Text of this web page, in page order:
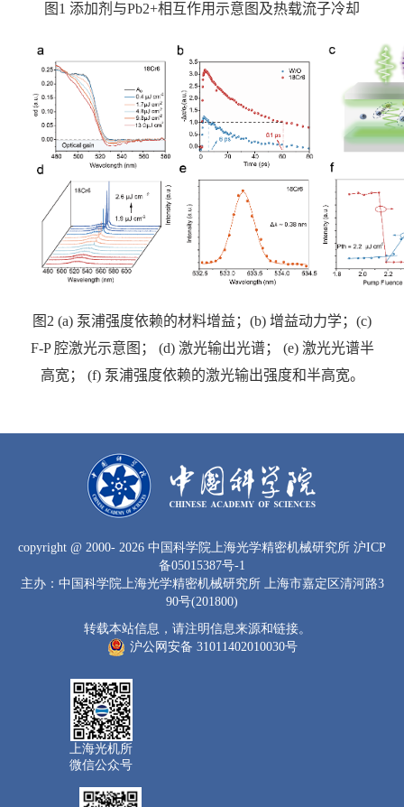
图 1 添加剂与Pb2+相互作用示意图及热载流子冷却
图 2 (a) 泵浦强度依赖的材料增益； (b) 增益动力学； (c)
F-P 腔激光示意图； (d) 激光输出光谱； (e) 激光光谱半
高宽； (f) 泵浦强度依赖的激光输出强度和半高宽。
copyright @ 2000- 2026 中国科学院上海光学精密机械研究所 沪ICP
备05015387号-1
主办：中国科学院上海光学精密机械研究所 上海市嘉定区清河路3
90号(201800)
转载本站信息，请注明信息来源和链接。
沪公网安备 31011402010030号
上海光机所
微信公众号